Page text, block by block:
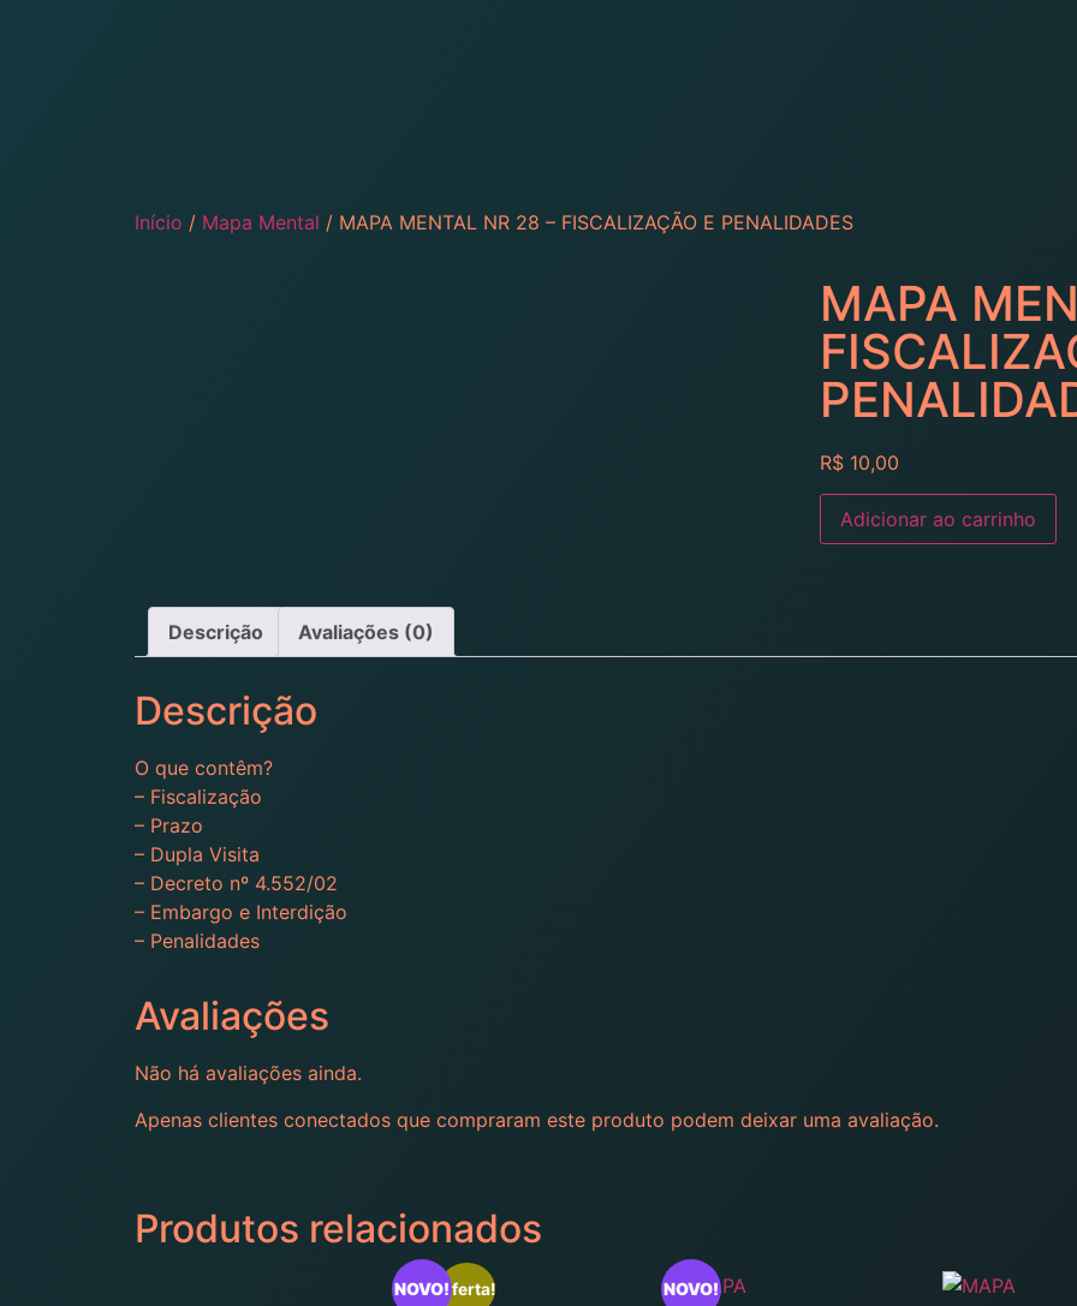
Início / Mapa Mental / MAPA MENTAL NR 28 – FISCALIZAÇÃO E PENALIDADES
MAPA
R$ 10,00
Adicionar ao carrinho
Descrição Avaliações (0)
Descrição
O que contêm?
– Fiscalização
– Prazo
– Dupla Visita
– Decreto nº 4.552/02
– Embargo e Interdição
– Penalidades
Avaliações
Não há avaliações ainda.
Apenas clientes conectados que compraram este produto podem deixar uma avaliação.
Produtos relacionados
Oferta!
NOVO! NOVO!